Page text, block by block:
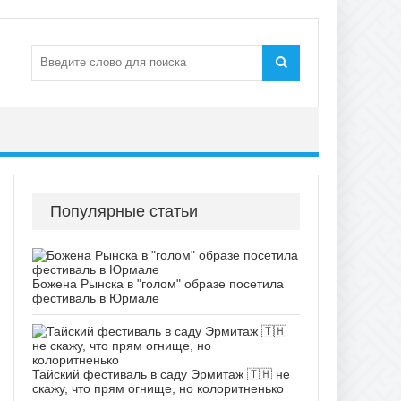
Популярные статьи
Божена Рынска в "голом" образе посетила
фестиваль в Юрмале
Тайский фестиваль в саду Эрмитаж 🇹🇭 не
скажу, что прям огнище, но колоритненько